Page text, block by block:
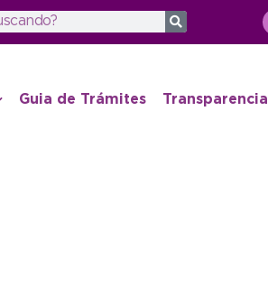
Guia de Trámites Transparencia